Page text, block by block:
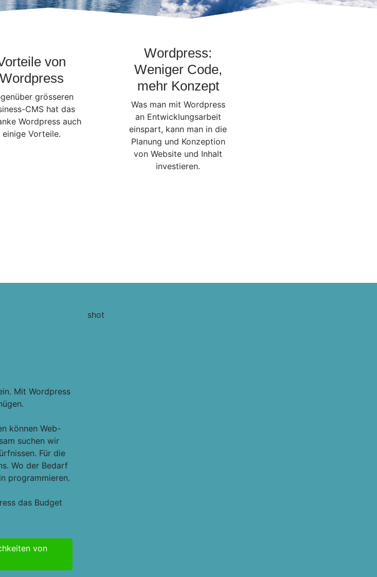
von
Wordpress
grösseren
CMS hat das
Wordpress auch
einige Vorteile.
Wordpress:
Weniger Code,
mehr Konzept
Was man mit Wordpress
an Entwicklungsarbeit
einspart, kann man in die
Planung und Konzeption
von Website und Inhalt
investieren.
Mit Wordpress
können Web-
suchen wir
Für die
Wo der Bedarf
programmieren.
das Budget
von